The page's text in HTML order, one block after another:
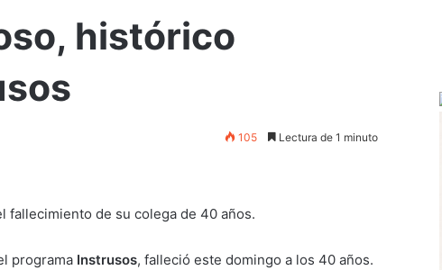
histórico
105 Lectura de 1 minuto
fallecimiento de su colega de 40 años.
programa Instrusos, falleció este domingo a los 40 años.